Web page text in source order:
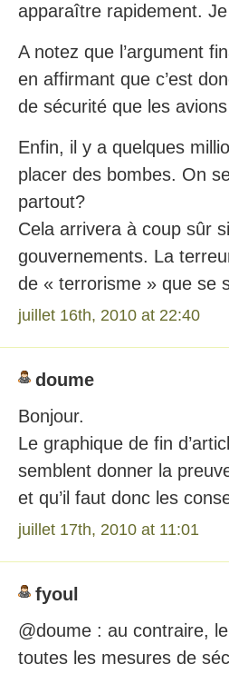
apparaître rapidement.
A notez que l’argument
en affirmant que c’est
de sécurité que les
Enfin, il y a quelques
placer des bombes. On
partout?
Cela arrivera à coup sûr
gouvernements. La
de « terrorisme » que se
juillet 16th, 2010 at 22:40
doume
Bonjour.
Le graphique de fin
semblent donner la
et qu’il faut donc les
juillet 17th, 2010 at 11:01
fyoul
@doume : au contraire,
toutes les mesures de